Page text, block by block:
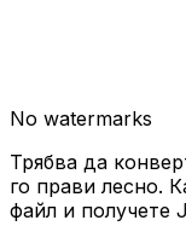
No watermarks
Трябва да
го прави лесно.
файл и получете